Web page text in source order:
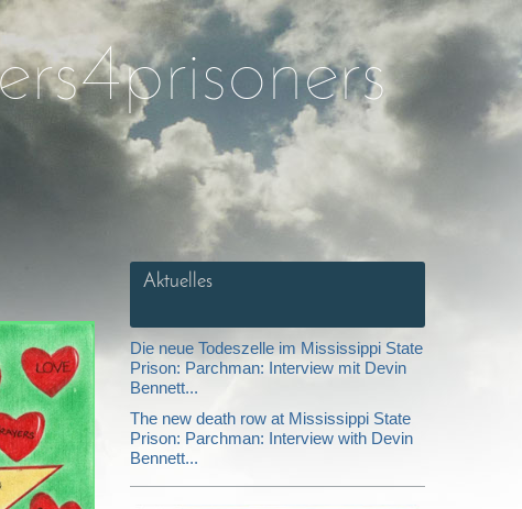
Aktuelles
Die neue Todeszelle im Mississippi State
Prison: Parchman: Interview mit Devin
Bennett...
The new death row at Mississippi State
Prison: Parchman: Interview with Devin
Bennett...